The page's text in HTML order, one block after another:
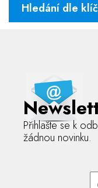
Hledání dle
Přihlašte se k
žádnou novinku.